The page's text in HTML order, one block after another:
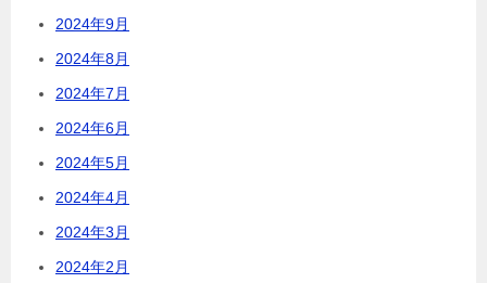
2024年9月
2024年8月
2024年7月
2024年6月
2024年5月
2024年4月
2024年3月
2024年2月